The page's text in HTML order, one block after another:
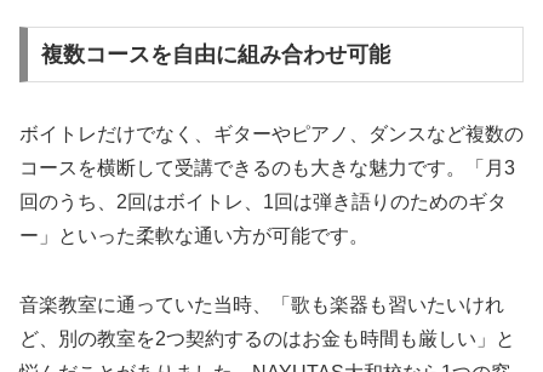
複数コースを自由に組み合わせ可能
ボイトレだけでなく、ギターやピアノ、ダンスなど複数の
コースを横断して受講できるのも大きな魅力です。「月3
回のうち、2回はボイトレ、1回は弾き語りのためのギタ
ー」といった柔軟な通い方が可能です。
音楽教室に通っていた当時、「歌も楽器も習いたいけれ
ど、別の教室を2つ契約するのはお金も時間も厳しい」と